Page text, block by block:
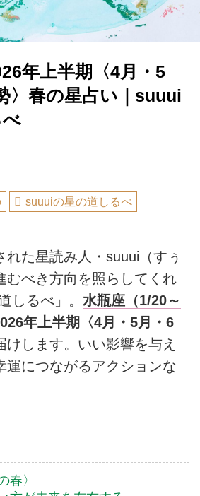
年上半期〈4月・5
〉春の星占い｜suuui
suuuiの星の道しるべ
れた星読み人・suuui（すぅ
むべき方向を照らしてくれ
しるべ」。 水瓶座（1/20～
年上半期〈4月・5月・6
けします。いい影響を与え
運につながるアクションな
春〉